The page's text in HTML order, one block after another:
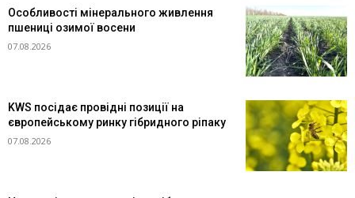
Особливості мінерального живлення
пшениці озимої восени
07.08.2026
KWS посідає провідні позиції на
європейському ринку гібридного ріпаку
07.08.2026